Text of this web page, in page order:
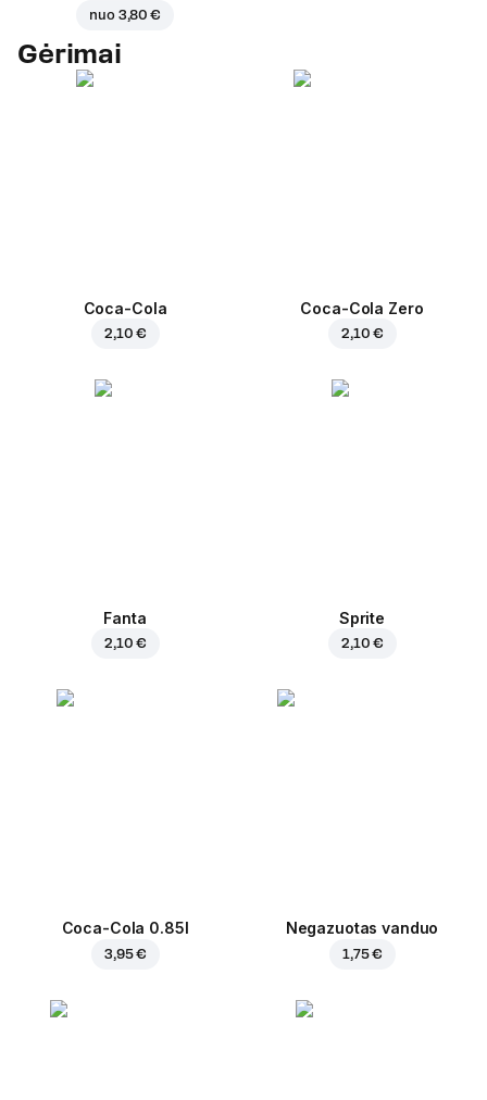
nuo 3,80 €
Gėrimai
Coca-Cola
2,10 €
Coca-Cola Zero
2,10 €
Fanta
2,10 €
Sprite
2,10 €
Coca-Cola 0.85l
3,95 €
Negazuotas vanduo
1,75 €